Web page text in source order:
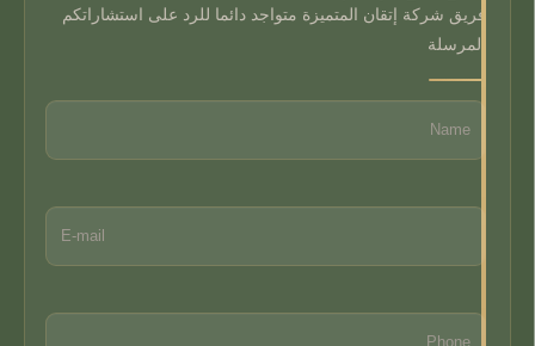
فريق شركة إتقان المتميزة متواجد دائما للرد على استشاراتكم
المرسلة